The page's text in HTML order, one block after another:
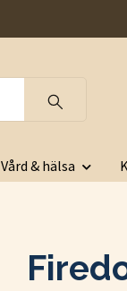
Vård & hälsa